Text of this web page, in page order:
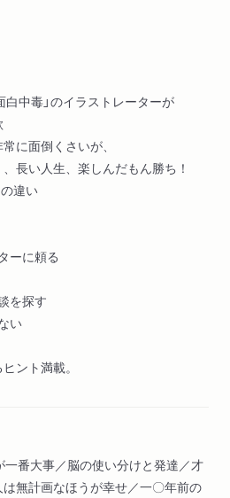
中毒」のイラストレーターが
に面倒くさいが、
長い人生、楽しんだもん勝ち！
の違い
ーに頼る
を探す
い
ント満載。
一番大事／脳の使い分けと発達／才
無計画なほうが幸せ／一〇年前の